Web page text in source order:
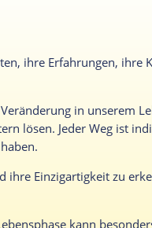
ihre Erfahrungen, ihre
in unserem
lösen. Jeder Weg ist
ihre Einzigartigkeit zu
kann